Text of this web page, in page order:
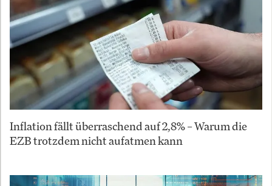
Inflation fällt überraschend auf 2,8% – Warum die
EZB trotzdem nicht aufatmen kann